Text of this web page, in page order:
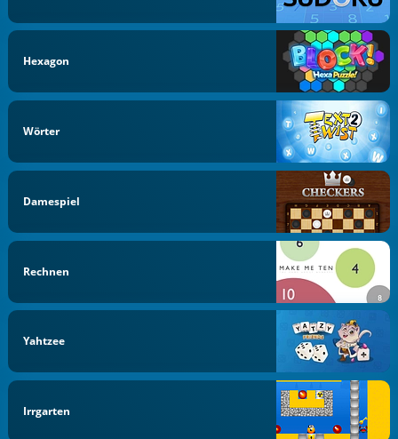
Hexagon
Wörter
Damespiel
Rechnen
Yahtzee
Irrgarten